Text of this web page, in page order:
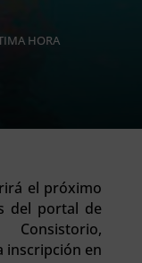
HORA
el próximo
del portal de
inscripción en